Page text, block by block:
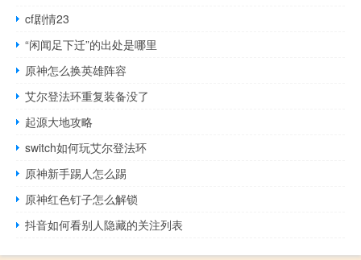
cf剧情23
“闲闻足下迁”的出处是哪里
原神怎么换英雄阵容
艾尔登法环重复装备没了
起源大地攻略
switch如何玩艾尔登法环
原神新手踢人怎么踢
原神红色钉子怎么解锁
抖音如何看别人隐藏的关注列表